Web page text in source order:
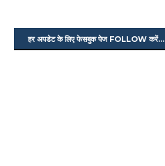
हर अपडेट के लिए फेसबुक पेज FOLLOW करें...